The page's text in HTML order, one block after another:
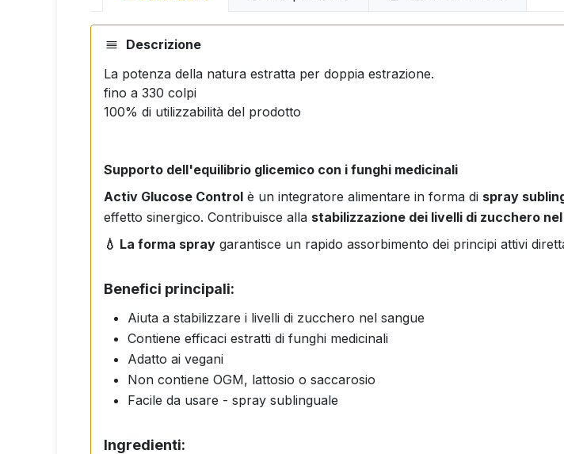
Descrizione
La potenza della natura estratta per doppia estrazione.
fino a 330 colpi
100% di utilizzabilità del prodotto
Supporto dell'equilibrio glicemico con i funghi medicinali
Activ Glucose Control è un integratore alimentare in forma di spray
effetto sinergico. Contribuisce alla stabilizzazione dei livelli di zucchero
💧 La forma spray garantisce un rapido assorbimento dei principi attivi
Benefici principali:
Aiuta a stabilizzare i livelli di zucchero nel sangue
Contiene efficaci estratti di funghi medicinali
Adatto ai vegani
Non contiene OGM, lattosio o saccarosio
Facile da usare - spray sublinguale
Ingredienti: